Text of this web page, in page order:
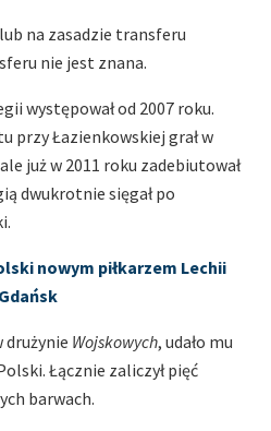
na zasadzie transferu
nie jest znana.
występował od 2007 roku.
przy Łazienkowskiej grał w
już w 2011 roku zadebiutował
dwukrotnie sięgał po
nowym piłkarzem Lechii
Gdańsk
drużynie Wojskowych, udało mu
Łącznie zaliczył pięć
barwach.